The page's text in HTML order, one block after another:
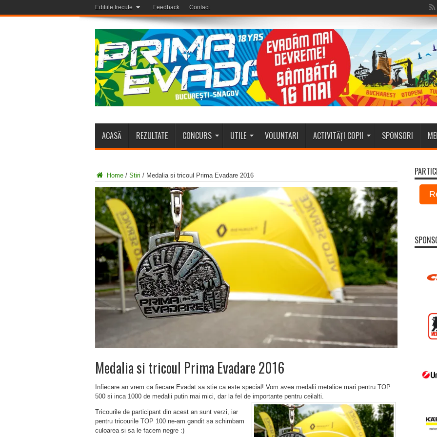
Editiile trecute Feedback Contact
ACASĂ REZULTATE CONCURS UTILE VOLUNTARI ACTIVITĂȚI COPII SPONSORI
Home / Stiri / Medalia si tricoul Prima Evadare 2016
Medalia si tricoul Prima Evadare 2016
Infiecare an vrem ca fiecare Evadat sa stie ca este special! Vom avea medalii metalice mari pentru TOP
500 si inca 1000 de medalii putin mai mici, dar la fel de importante pentru ceilalti.
Tricourile de participant din acest an sunt verzi, iar
pentru tricourile TOP 100 ne-am gandit sa schimbam
culoarea si sa le facem negre :)